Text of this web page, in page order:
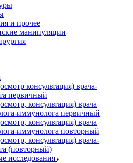
и прочее
манипуляции
консультация) врача-
первичный
консультация) врача
иммунолога первичный
консультация) врача
иммунолога повторный
консультация) врача-
(повторный)
исследования